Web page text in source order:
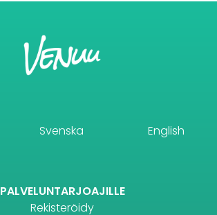
Svenska English
PALVELUNTARJOAJILLE
Rekisteröidy